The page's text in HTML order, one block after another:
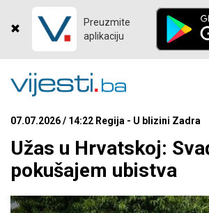
Preuzmite
aplikaciju
07.07.2026 / 14:22 Regija - U blizini Zadra
Užas u Hrvatskoj:
pokušajem ubistva